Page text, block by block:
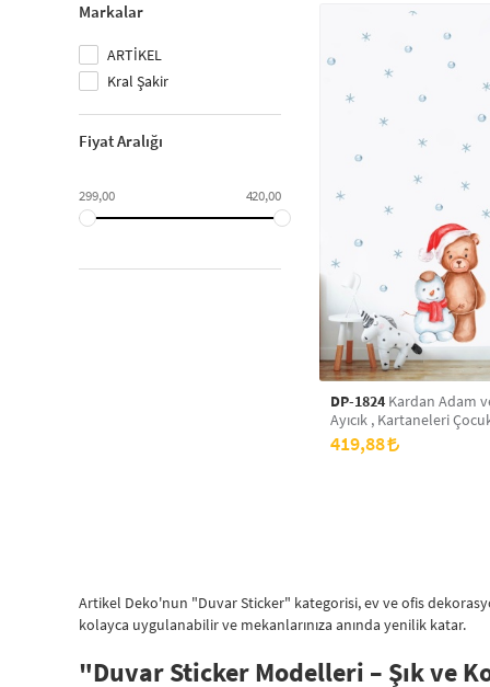
Markalar
ARTİKEL
Kral Şakir
Fiyat Aralığı
299,00 420,00
DP-1824 Kardan Adam
Ayıcık , Kartaneleri
Duvar Sticker 50 x 70 cm
419,88
Artikel Deko'nun "Duvar Sticker" kategorisi, ev ve ofis
kolayca uygulanabilir ve mekanlarınıza anında yenilik katar.
"Duvar Sticker Modelleri – Şık ve